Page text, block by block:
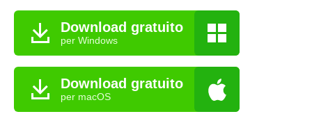
Download gratuito
per Windows
Download gratuito
per macOS